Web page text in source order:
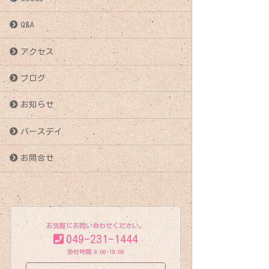
Q&A
アクセス
ブログ
お知らせ
バースデイ
お問合せ
お気軽にお問い合わせください。
049-231-1444
受付時間 9:00-19:00